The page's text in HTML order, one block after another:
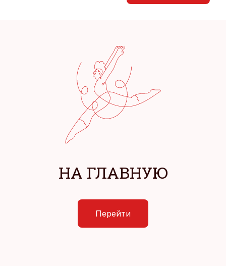
НА ГЛАВНУЮ
Перейти